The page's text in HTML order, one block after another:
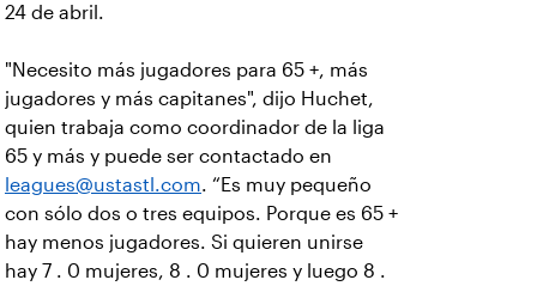
24 de abril.
"Necesito más jugadores para 65 +, más
jugadores y más capitanes", dijo Huchet,
quien trabaja como coordinador de la liga
65 y más y puede ser contactado en
leagues@ustastl.com. “Es muy pequeño
con sólo dos o tres equipos. Porque es 65 +
hay menos jugadores. Si quieren unirse
hay 7 . 0 mujeres, 8 . 0 mujeres y luego 8 .